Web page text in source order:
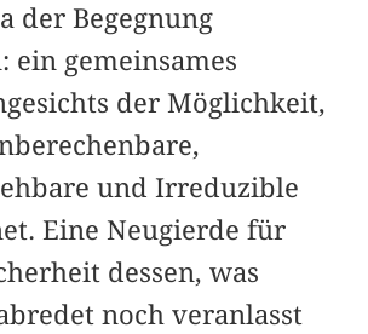
der Begegnung
ein gemeinsames
der Möglichkeit,
und Irreduzible
Eine Neugierde für
dessen, was
noch veranlasst